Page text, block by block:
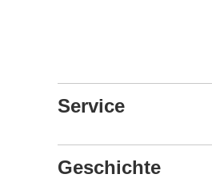
Service
Geschichte